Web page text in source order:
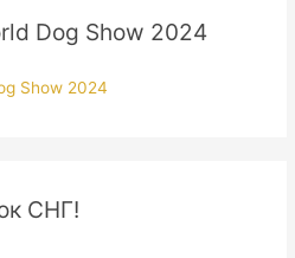
Dog Show 2024
СНГ!